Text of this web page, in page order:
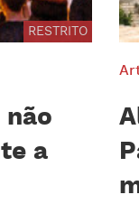
RESTRITO
não
a